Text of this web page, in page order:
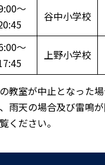
～
谷中小学校
～
上野小学校
室が中止となった場
天の場合及び雷鳴が
ください。